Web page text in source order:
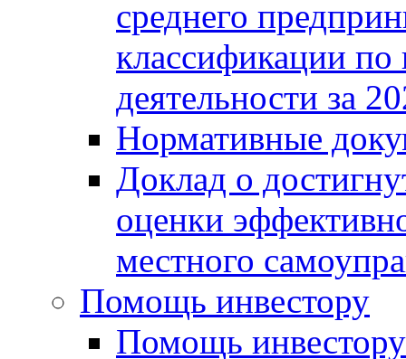
среднего
классификации
деятельности за
Нормативные
Доклад о
оценки
местного
Помощь инвестору
Помощь инвестору